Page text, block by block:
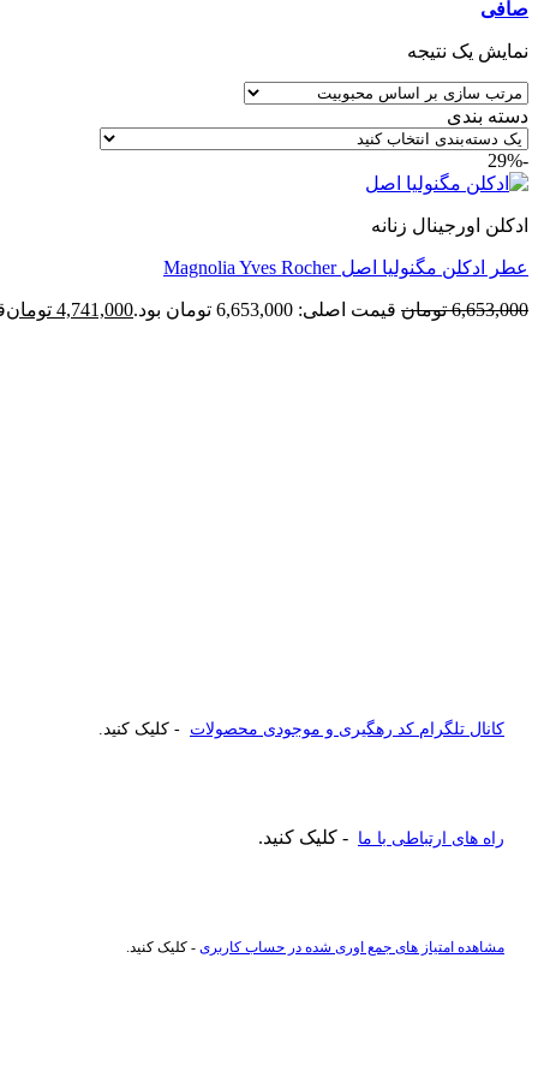
صافی
نمایش یک نتیجه
دسته بندی
-29%
ادکلن اورجینال زنانه
عطر ادکلن مگنولیا اصل Magnolia Yves Rocher
6,653,000 تومان قیمت اصلی: 6,653,000 تومان بود. 4,741,000 تومان
کانال تلگرام کد رهگیری و موجودی محصولات - کلیک کنید.
راه های ارتباطی با ما - کلیک کنید.
مشاهده امتیاز های جمع اوری شده در حساب کاربری - کلیک کنید.